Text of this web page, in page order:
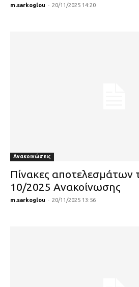
m.sarkoglou - 20/11/2025 14:20
Ανακοινώσεις
Πίνακες αποτελεσμάτων
10/2025 Ανακοίνωσης
m.sarkoglou - 20/11/2025 13:56